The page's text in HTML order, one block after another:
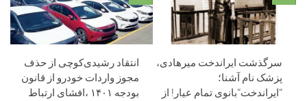
انتقاد رشیدی‌کوچی از حذف
مجوز واردات خودرو از قانون
بودجه ۱۴۰۱ ،افشای ارتباط
سرگذشت ایراندخت میرهادی،
پزشک نام آشنا؛
“ایراندخت”بانوی تمام عیار! از